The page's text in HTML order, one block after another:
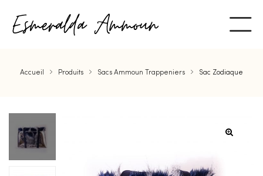
Accueil Produits Sacs Ammoun Trappeniers Sac Zodiaque